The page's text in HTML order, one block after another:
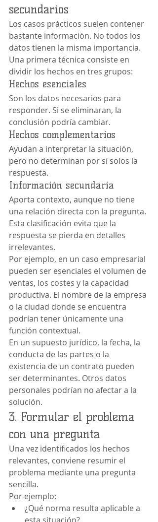
secundarios
Los casos prácticos suelen contener
bastante información. No todos los
datos tienen la misma importancia.
Una primera técnica consiste en
dividir los hechos en tres grupos:
Hechos esenciales
Son los datos necesarios para
responder. Si se eliminaran, la
conclusión podría cambiar.
Hechos complementarios
Ayudan a interpretar la situación,
pero no determinan por sí solos la
respuesta.
Información secundaria
Aporta contexto, aunque no tiene
una relación directa con la pregunta.
Esta clasificación evita que la
respuesta se pierda en detalles
irrelevantes.
Por ejemplo, en un caso empresarial
pueden ser esenciales el volumen de
ventas, los costes y la capacidad
productiva. El nombre de la empresa
o la ciudad donde se encuentra
podrían tener únicamente una
función contextual.
En un supuesto jurídico, la fecha, la
conducta de las partes o la
existencia de un contrato pueden
ser determinantes. Otros datos
personales podrían no afectar a la
solución.
3. Formular el problema
con una pregunta
Una vez identificados los hechos
relevantes, conviene resumir el
problema mediante una pregunta
sencilla.
Por ejemplo:
¿Qué norma resulta aplicable a